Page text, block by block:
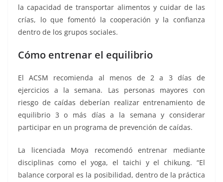
la capacidad de transportar alimentos y cuidar de las
crías, lo que fomentó la cooperación y la confianza
dentro de los grupos sociales.
Cómo entrenar el equilibrio
El ACSM recomienda al menos de 2 a 3 días de
ejercicios a la semana. Las personas mayores con
riesgo de caídas deberían realizar entrenamiento de
equilibrio 3 o más días a la semana y considerar
participar en un programa de prevención de caídas.
La licenciada Moya recomendó entrenar mediante
disciplinas como el yoga, el taichi y el chikung. “El
balance corporal es la posibilidad, dentro de la práctica